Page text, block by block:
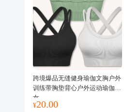
跨境爆品无缝健身瑜伽文胸户外
训练带胸垫背心户外运动瑜伽服
女
¥20.00